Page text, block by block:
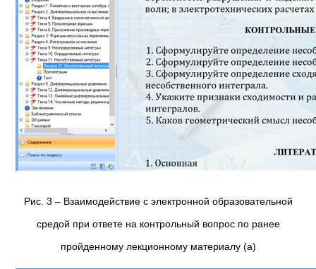
Рис. 3 – Взаимодействие с электронной образовательной
средой при ответе на контрольный вопрос по ранее
пройденному лекционному материалу (а)